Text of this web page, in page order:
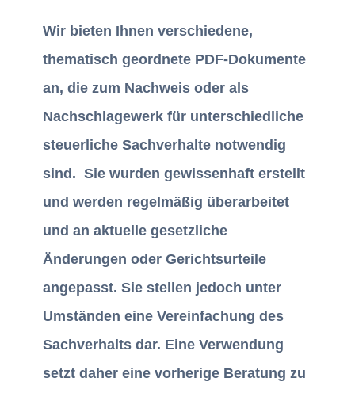
Wir bieten Ihnen verschiedene,
thematisch geordnete PDF-Dokumente
an, die zum Nachweis oder als
Nachschlagewerk für unterschiedliche
steuerliche Sachverhalte notwendig
sind. Sie wurden gewissenhaft erstellt
und werden regelmäßig überarbeitet
und an aktuelle gesetzliche
Änderungen oder Gerichtsurteile
angepasst. Sie stellen jedoch unter
Umständen eine Vereinfachung des
Sachverhalts dar. Eine Verwendung
setzt daher eine vorherige Beratung zu